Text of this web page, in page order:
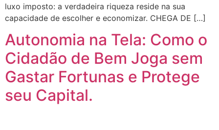
luxo imposto: a verdadeira riqueza reside na sua
capacidade de escolher e economizar. CHEGA DE […]
Autonomia na Tela: Como o
Cidadão de Bem Joga sem
Gastar Fortunas e Protege
seu Capital.